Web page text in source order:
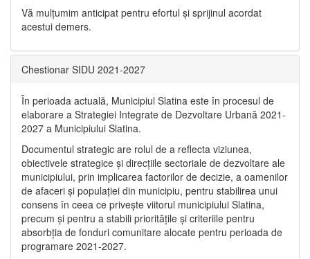
Vă mulţumim anticipat pentru efortul şi sprijinul acordat
acestui demers.
Chestionar SIDU 2021-2027
În perioada actuală, Municipiul Slatina este în procesul de
elaborare a Strategiei Integrate de Dezvoltare Urbană 2021‐
2027 a Municipiului Slatina.
Documentul strategic are rolul de a reflecta viziunea,
obiectivele strategice și direcțiile sectoriale de dezvoltare ale
municipiului, prin implicarea factorilor de decizie, a oamenilor
de afaceri și populației din municipiu, pentru stabilirea unui
consens în ceea ce privește viitorul municipiului Slatina,
precum și pentru a stabili prioritățile și criteriile pentru
absorbția de fonduri comunitare alocate pentru perioada de
programare 2021-2027.